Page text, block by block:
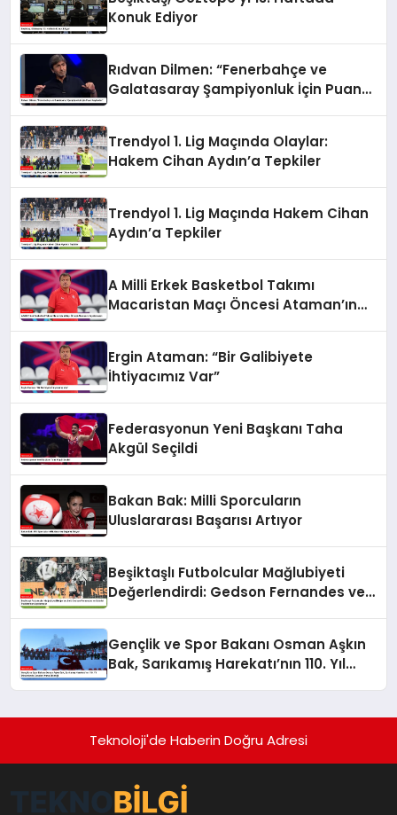
Konuk Ediyor
Rıdvan Dilmen: “Fenerbahçe ve
Galatasaray Şampiyonluk İçin Puan
Trendyol 1. Lig Maçında Olaylar:
Hakem Cihan Aydın’a Tepkiler
Trendyol 1. Lig Maçında Hakem Cihan
Aydın’a Tepkiler
A Milli Erkek Basketbol Takımı
Macaristan Maçı Öncesi Ataman’ın
Ergin Ataman: “Bir Galibiyete
İhtiyacımız Var”
Federasyonun Yeni Başkanı Taha
Akgül Seçildi
Bakan Bak: Milli Sporcuların
Uluslararası Başarısı Artıyor
Beşiktaşlı Futbolcular Mağlubiyeti
Değerlendirdi: Gedson Fernandes ve
Gençlik ve Spor Bakanı Osman Aşkın
Bak, Sarıkamış Harekatı’nın 110. Yıl
Teknoloji'de Haberin Doğru Adresi